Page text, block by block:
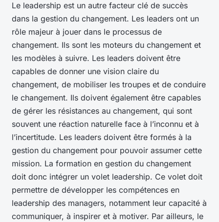
Le leadership est un autre facteur clé de succès
dans la gestion du changement. Les leaders ont un
rôle majeur à jouer dans le processus de
changement. Ils sont les moteurs du changement et
les modèles à suivre. Les leaders doivent être
capables de donner une vision claire du
changement, de mobiliser les troupes et de conduire
le changement. Ils doivent également être capables
de gérer les résistances au changement, qui sont
souvent une réaction naturelle face à l’inconnu et à
l’incertitude. Les leaders doivent être formés à la
gestion du changement pour pouvoir assumer cette
mission. La formation en gestion du changement
doit donc intégrer un volet leadership. Ce volet doit
permettre de développer les compétences en
leadership des managers, notamment leur capacité à
communiquer, à inspirer et à motiver. Par ailleurs, le